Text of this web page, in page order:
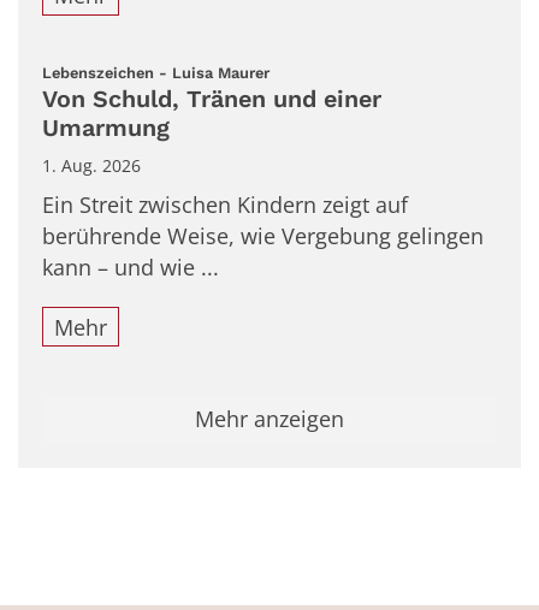
Lebenszeichen - Luisa Maurer:
Von Schuld, Tränen und einer
Umarmung
1. Aug. 2026
Ein Streit zwischen Kindern zeigt auf
berührende Weise, wie Vergebung gelingen
kann – und wie ...
Mehr
Mehr anzeigen